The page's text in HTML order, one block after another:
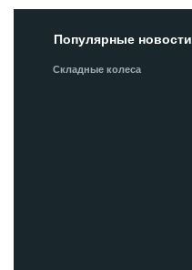
Популярные новости
Складные колеса